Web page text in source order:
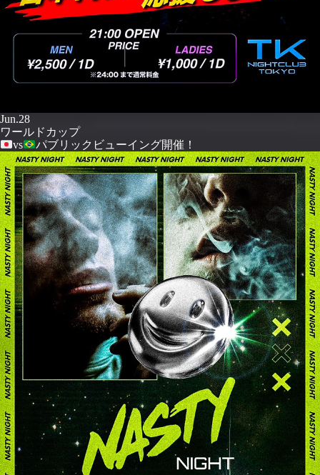
Jun.28
ワールドカップ
vs
パブリックビューイング開催！